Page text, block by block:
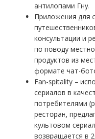
антилопами Гну.
Приложения для
консультации и
по поводу
продуктов из
формате чат-
Fan-spitality –
сериалов в
потребителями
ресторан,
культовом
возвращается в